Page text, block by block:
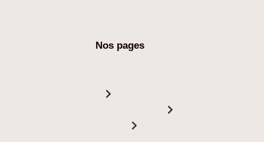
Nos pages